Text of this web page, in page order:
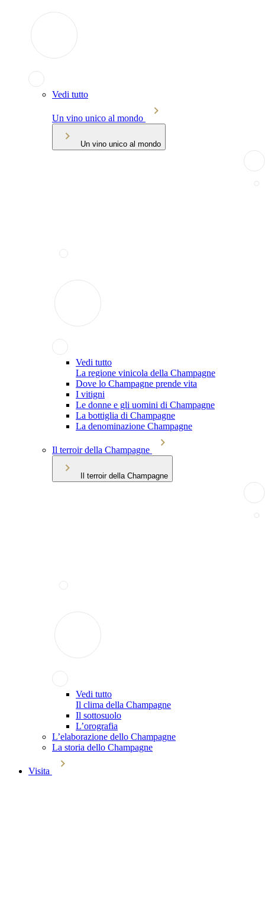
Vedi tutto
Un vino unico al mondo
Un vino unico al mondo
Vedi tutto
La regione vinicola della Champagne
Dove lo Champagne prende vita
I vitigni
Le donne e gli uomini di Champagne
La bottiglia di Champagne
La denominazione Champagne
Il terroir della Champagne
Il terroir della Champagne
Vedi tutto
Il clima della Champagne
Il sottosuolo
L’orografia
L’elaborazione dello Champagne
La storia dello Champagne
Visita